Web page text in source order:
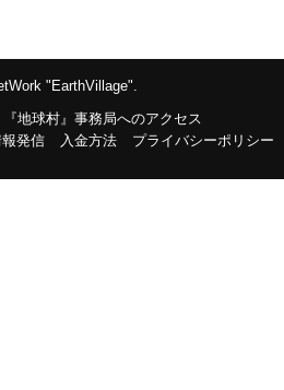
"EarthVillage".
『地球村』事務局へのアクセス
発信 入金方法 プライバシーポリシー